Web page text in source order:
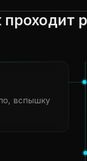
проходит
вспышку